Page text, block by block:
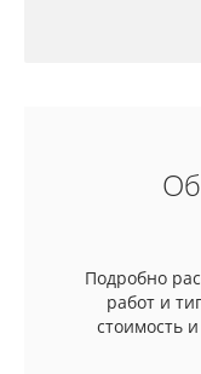
Подробно
работ и
стоимость